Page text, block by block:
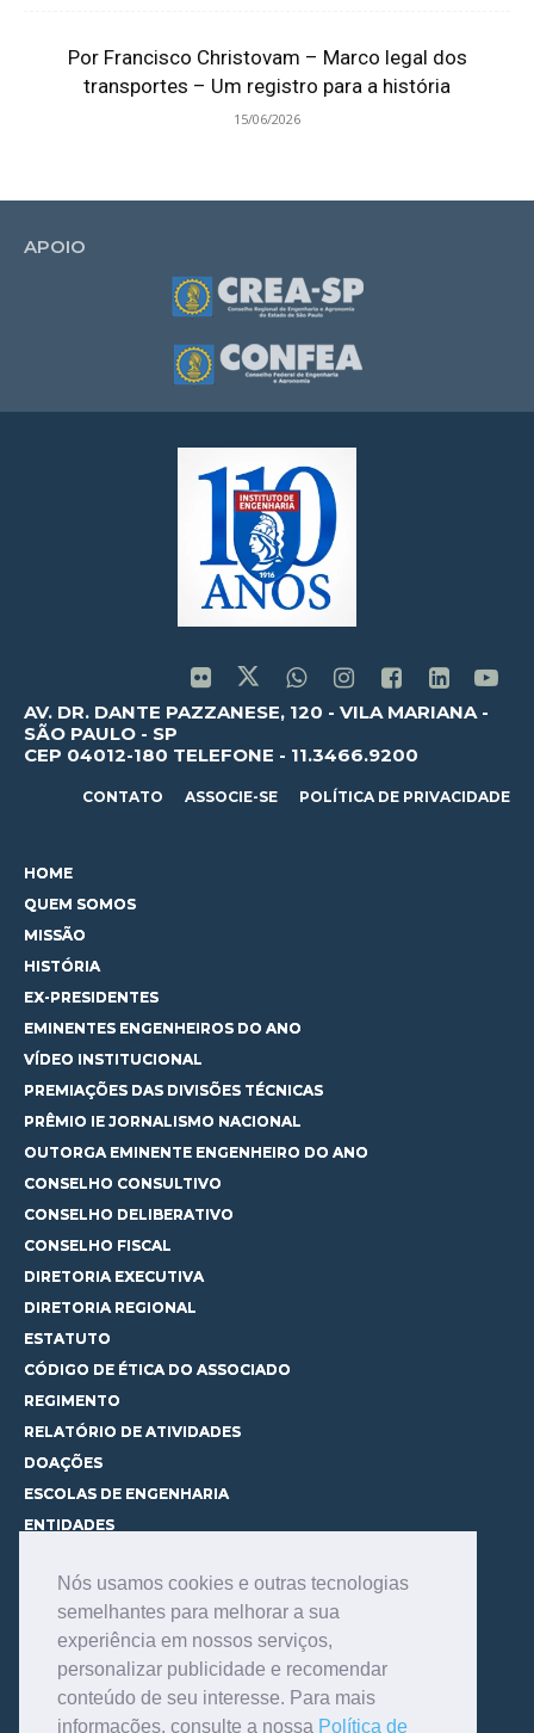
Nós usamos cookies e outras tecnologias
semelhantes para melhorar a sua
experiência em nossos serviços,
personalizar publicidade e recomendar
conteúdo de seu interesse. Para mais
informações, consulte a nossa Política de
Por Francisco Christovam – Marco legal dos
transportes – Um registro para a história
15/06/2026
APOIO
AV. DR. DANTE PAZZANESE, 120 - VILA MARIANA -
SÃO PAULO - SP
CEP 04012-180 TELEFONE - 11.3466.9200
CONTATO ASSOCIE-SE POLÍTICA DE PRIVACIDADE
HOME
QUEM SOMOS
MISSÃO
HISTÓRIA
EX-PRESIDENTES
EMINENTES ENGENHEIROS DO ANO
VÍDEO INSTITUCIONAL
PREMIAÇÕES DAS DIVISÕES TÉCNICAS
PRÊMIO IE JORNALISMO NACIONAL
OUTORGA EMINENTE ENGENHEIRO DO ANO
CONSELHO CONSULTIVO
CONSELHO DELIBERATIVO
CONSELHO FISCAL
DIRETORIA EXECUTIVA
DIRETORIA REGIONAL
ESTATUTO
CÓDIGO DE ÉTICA DO ASSOCIADO
REGIMENTO
RELATÓRIO DE ATIVIDADES
DOAÇÕES
ESCOLAS DE ENGENHARIA
ENTIDADES
CURSOS
CONHEÇA OS CURSOS
CENTRAL DE MENTORIA
CONTATO